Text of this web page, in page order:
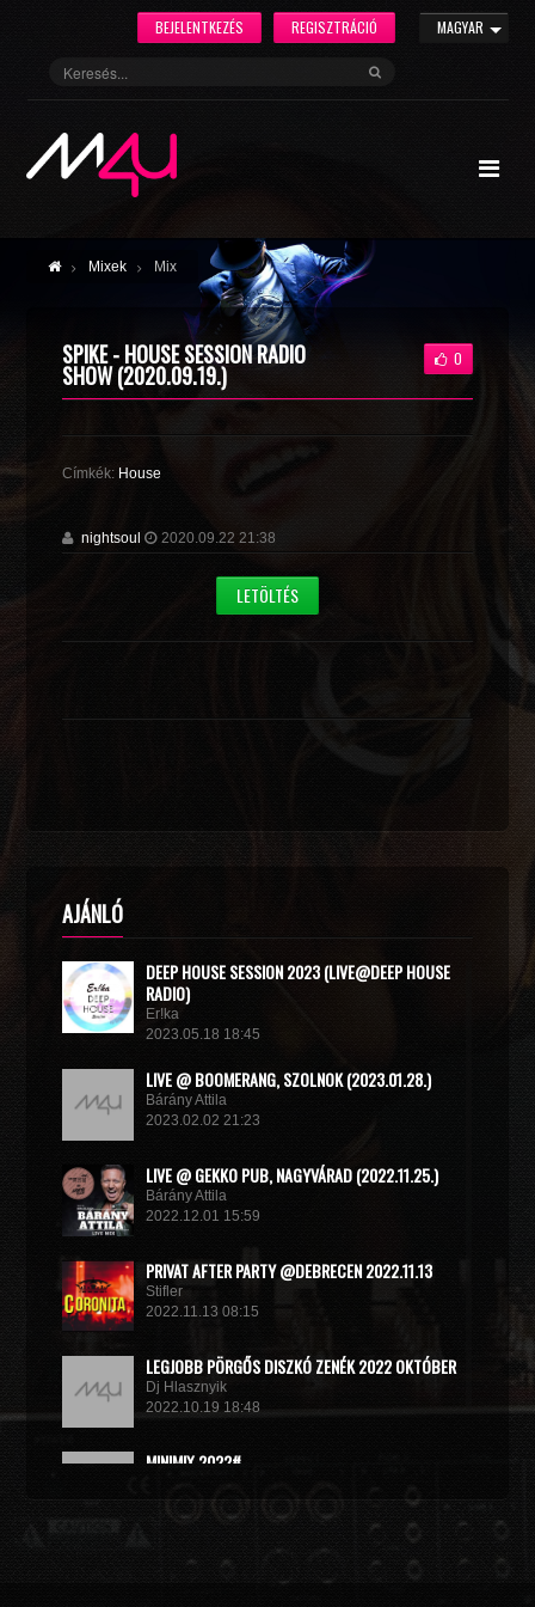
MAGYAR
REGISZTRÁCIÓ
BEJELENTKEZÉS
Mixek Mix
SPIKE - HOUSE SESSION RADIO
SHOW (2020.09.19.)
0
Címkék: House
nightsoul 2020.09.22 21:38
LETÖLTÉS
AJÁNLÓ
DEEP HOUSE SESSION 2023 (LIVE@DEEP HOUSE
RADIO)
Er!ka
2023.05.18 18:45
LIVE @ BOOMERANG, SZOLNOK (2023.01.28.)
Bárány Attila
2023.02.02 21:23
LIVE @ GEKKO PUB, NAGYVÁRAD (2022.11.25.)
Bárány Attila
2022.12.01 15:59
PRIVAT AFTER PARTY @DEBRECEN 2022.11.13
Stifler
2022.11.13 08:15
LEGJOBB PÖRGŐS DISZKÓ ZENÉK 2022 OKTÓBER
Dj Hlasznyik
2022.10.19 18:48
MINIMIX 2022#
2022.09.02 10:40